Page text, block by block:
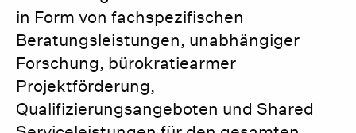
in Form von fachspezifischen
Beratungsleistungen, unabhängiger
Forschung, bürokratiearmer
Projektförderung,
Qualifizierungsangeboten und Shared